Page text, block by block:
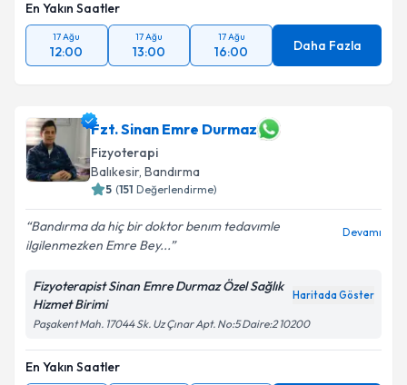
En Yakın Saatler
17 Ağu
12:00
17 Ağu
13:00
17 Ağu
16:00 Daha Fazla
Fzt. Sinan Emre Durmaz
Fizyoterapi
Balıkesir, Bandırma
5 (151 Değerlendirme)
Bandırma da hiç bir doktor benım tedavımle
ilgilenmezken Emre Bey...
Devamı
Fizyoterapist Sinan Emre Durmaz Özel Sağlık
Hizmet Birimi
Haritada Göster
Paşakent Mah. 17044 Sk. Uz Çınar Apt. No:5 Daire:2 10200
En Yakın Saatler